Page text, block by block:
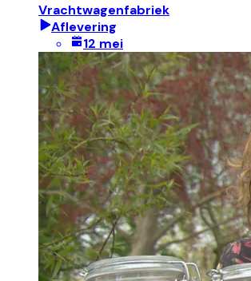
Vrachtwagenfabriek
Aflevering
12 mei